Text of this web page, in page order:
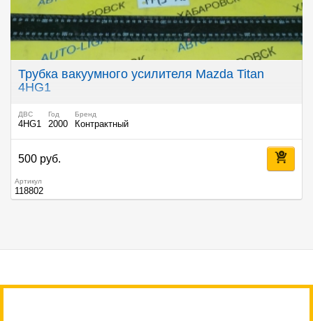
Трубка вакуумного усилителя Mazda Titan
4HG1
ДВС
4HG1
Год
2000
Бренд
Контрактный
500 руб.
Артикул
118802